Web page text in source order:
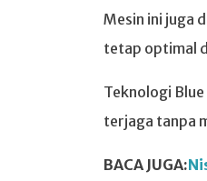
Mesin ini juga
tetap optimal
Teknologi
terjaga tanpa
BACA JUGA: